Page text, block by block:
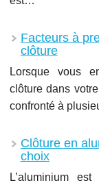
Facteurs à
clôture
Lorsque vous
clôture dans
confronté à
Clôture en
choix
L’aluminium